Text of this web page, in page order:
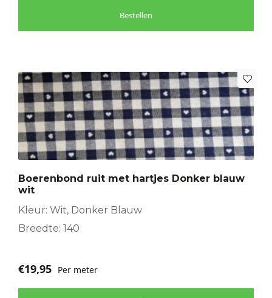
Bestellen
Boerenbond ruit met hartjes Donker blauw
wit
Kleur: Wit, Donker Blauw
Breedte: 140
€19,95 Per meter